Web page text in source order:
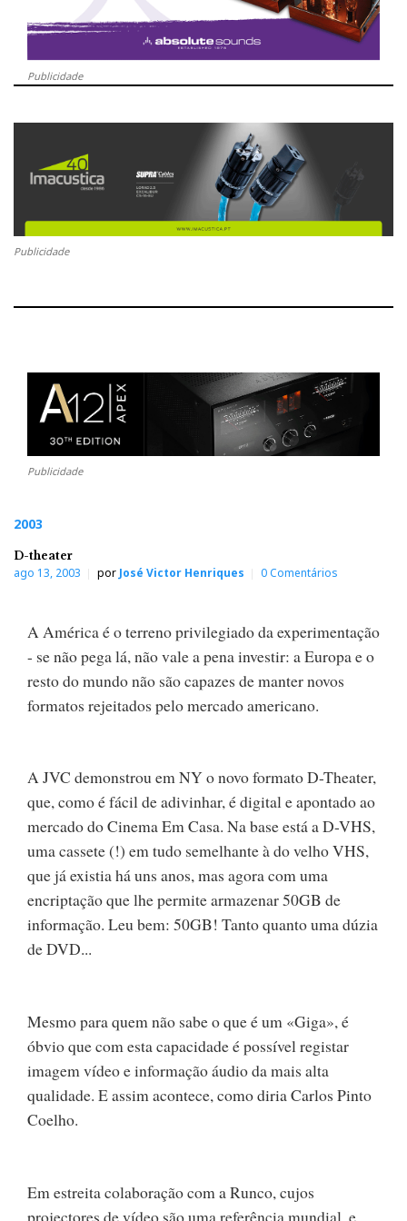
Publicidade
Publicidade
Publicidade
2003
D-theater
ago 13, 2003 por José Victor Henriques 0 Comentários
A América é o terreno privilegiado da experimentação
- se não pega lá, não vale a pena investir: a Europa e o
resto do mundo não são capazes de manter novos
formatos rejeitados pelo mercado americano.
A JVC demonstrou em NY o novo formato D-Theater,
que, como é fácil de adivinhar, é digital e apontado ao
mercado do Cinema Em Casa. Na base está a D-VHS,
uma cassete (!) em tudo semelhante à do velho VHS,
que já existia há uns anos, mas agora com uma
encriptação que lhe permite armazenar 50GB de
informação. Leu bem: 50GB! Tanto quanto uma dúzia
de DVD...
Mesmo para quem não sabe o que é um «Giga», é
óbvio que com esta capacidade é possível registar
imagem vídeo e informação áudio da mais alta
qualidade. E assim acontece, como diria Carlos Pinto
Coelho.
Em estreita colaboração com a Runco, cujos
projectores de vídeo são uma referência mundial, e